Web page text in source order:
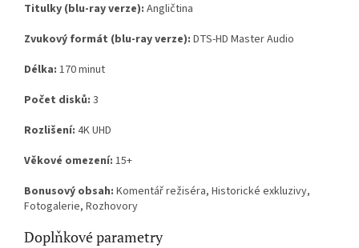
Titulky (blu-ray verze): Angličtina
Zvukový formát (blu-ray verze): DTS-HD Master Audio
Délka: 170 minut
Počet disků: 3
Rozlišení: 4K UHD
Věkové omezení: 15+
Bonusový obsah: Komentář režiséra, Historické exkluzivy,
Fotogalerie, Rozhovory
Doplňkové parametry